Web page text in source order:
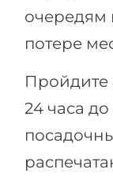
очередям
потере
Пройдите
24 часа